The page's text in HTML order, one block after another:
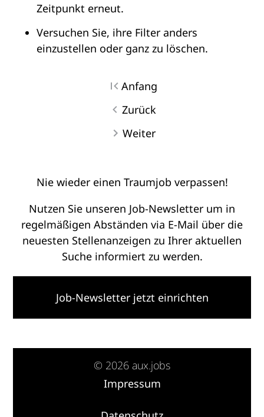
Zeitpunkt erneut.
Versuchen Sie, ihre Filter anders
einzustellen oder ganz zu löschen.
Anfang
Zurück
Weiter
Nie wieder einen Traumjob verpassen!
Nutzen Sie unseren Job-Newsletter um in
regelmäßigen Abständen via E-Mail über die
neuesten Stellenanzeigen zu Ihrer aktuellen
Suche informiert zu werden.
Job-Newsletter jetzt einrichten
© 2026 aux.jobs
Impressum